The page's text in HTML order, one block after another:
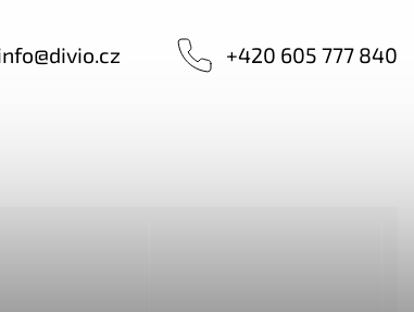
@divio.cz +420 605 777 840